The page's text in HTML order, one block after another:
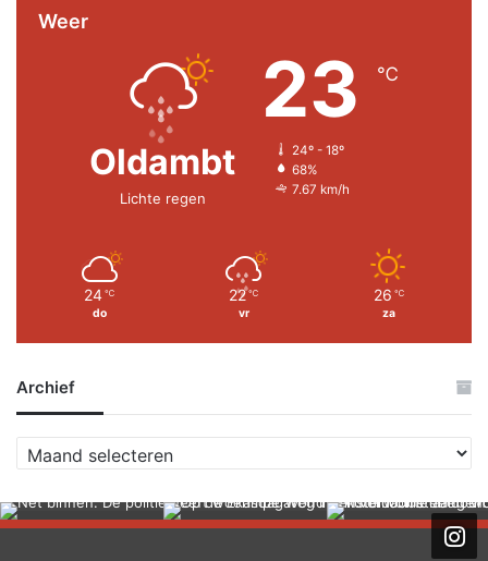
Weer
Oldambt
Lichte regen
23 ℃
24º - 18º
68%
7.67 km/h
24 ℃
do
22 ℃
vr
26 ℃
za
Archief
r
h